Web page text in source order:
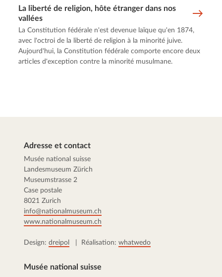
La liberté de religion, hôte étranger dans nos
vallées
La Constitution fédérale n'est devenue laïque qu'en 1874,
avec l'octroi de la liberté de religion à la minorité juive.
Aujourd'hui, la Constitution fédérale comporte encore deux
articles d'exception contre la minorité musulmane.
Adresse et contact
Musée national suisse
Landesmuseum Zürich
Museumstrasse 2
Case postale
8021 Zurich
info@nationalmuseum.ch
www.nationalmuseum.ch
Design: dreipol | Réalisation: whatwedo
Musée national suisse